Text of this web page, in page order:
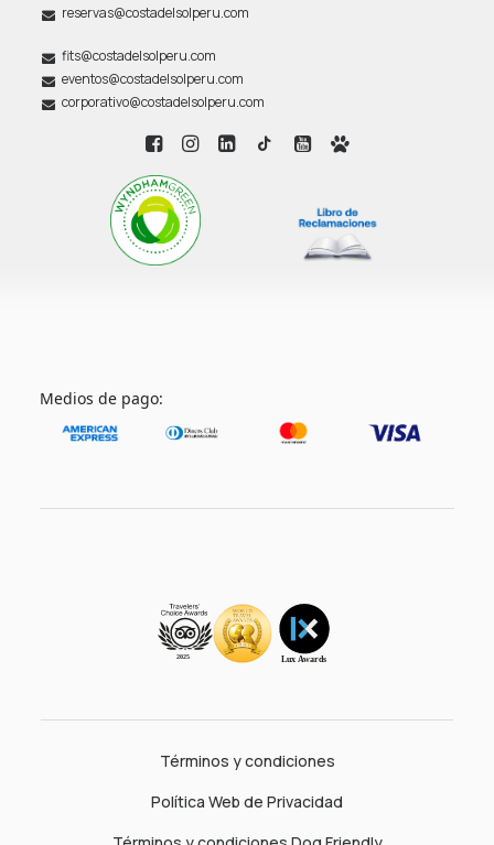
reservas@costadelsolperu.com
fits@costadelsolperu.com
eventos@costadelsolperu.com
corporativo@costadelsolperu.com
Medios de pago:
Términos y condiciones
Política Web de Privacidad